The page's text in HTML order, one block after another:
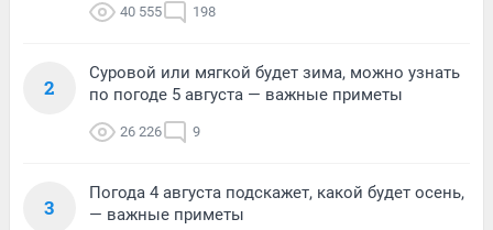
40 555 198
2
Суровой или мягкой будет зима, можно узнать
по погоде 5 августа — важные приметы
26 226 9
3
Погода 4 августа подскажет, какой будет осень,
— важные приметы